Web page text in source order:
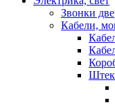
Звонки
Кабели,